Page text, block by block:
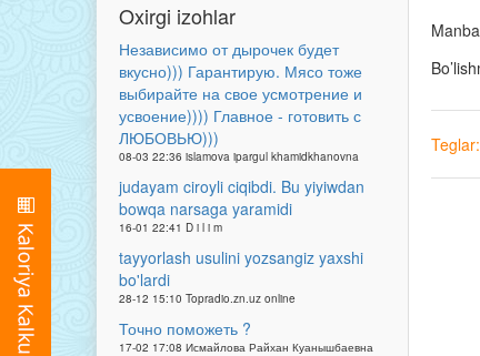
Oxirgi izohlar
Независимо от дырочек будет
вкусно))) Гарантирую. Мясо тоже
выбирайте на свое усмотрение и
усвоение)))) Главное - готовить с
ЛЮБОВЬЮ)))
08-03 22:36 islamova ipargul khamidkhanovna
judayam ciroyli ciqibdi. Bu yiyiwdan
bowqa narsaga yaramidi
16-01 22:41 D i l i m
tayyorlash usulini yozsangiz yaxshi
bo'lardi
28-12 15:10 Topradio.zn.uz online
Точно поможеть ?
17-02 17:08 Исмайлова Райхан Куанышбаевна
Teglar: